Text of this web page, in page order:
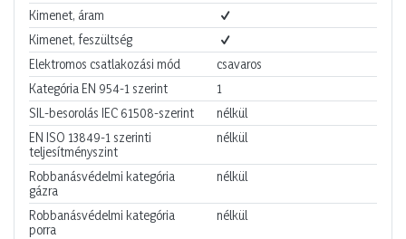
Kimenet, áram
Kimenet, feszültség
Elektromos csatlakozási mód
csavaros
Kategória EN 954-1 szerint
1
SIL-besorolás IEC 61508-szerint
nélkül
EN ISO 13849-1 szerinti
teljesítményszint
nélkül
Robbanásvédelmi kategória
gázra
nélkül
Robbanásvédelmi kategória
porra
nélkül